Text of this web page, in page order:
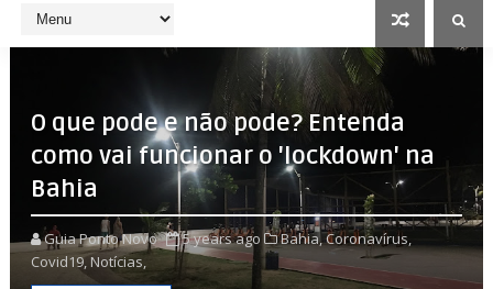
O que pode e não pode? Entenda
como vai funcionar o 'lockdown' na
Bahia
Guia Ponto Novo 5 years ago Bahia,Coronavírus,
Covid19,Notícias,